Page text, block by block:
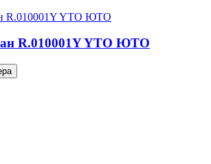
R.010001Y YTO ЮТО